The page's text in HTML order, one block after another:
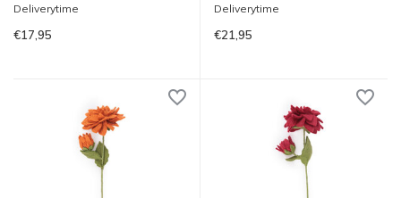
Deliverytime
€17,95
Deliverytime
€21,95